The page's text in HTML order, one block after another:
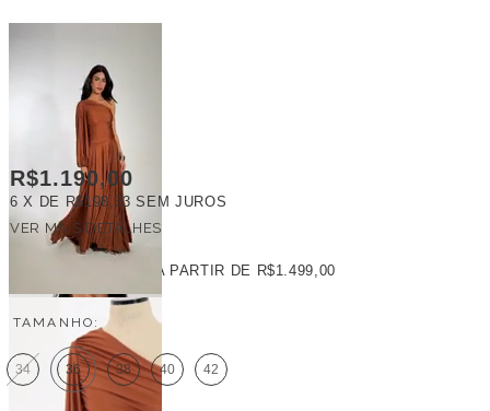
R$1.190,00
6 X DE R$198,33 SEM JUROS
VER MAIS DETALHES
A PARTIR DE R$1.499,00
TAMANHO:
34 36 38 40 42